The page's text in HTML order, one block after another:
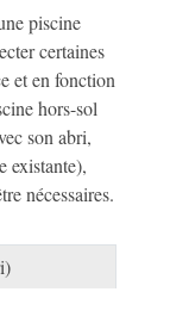
piscine
certaines
et en fonction
hors-sol
son abri,
existante),
nécessaires.